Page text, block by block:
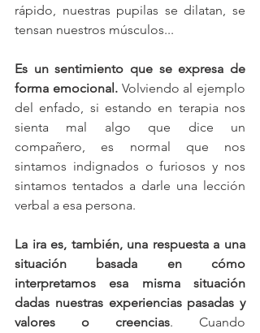
rápido, nuestras pupilas se dilatan, se
tensan nuestros músculos...
Es un sentimiento que se expresa de
forma emocional. Volviendo al ejemplo
del enfado, si estando en terapia nos
sienta mal algo que dice un
compañero, es normal que nos
sintamos indignados o furiosos y nos
sintamos tentados a darle una lección
verbal a esa persona.
La ira es, también, una respuesta a una
situación basada en cómo
interpretamos esa misma situación
dadas nuestras experiencias pasadas y
valores o creencias. Cuando